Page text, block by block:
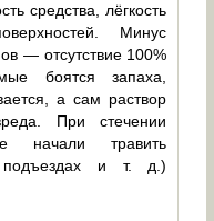
средства, лёгкость
Минус
— отсутствие 100%
боятся запаха,
а сам раствор
При стечении
начали травить
подъездах и т. д.)